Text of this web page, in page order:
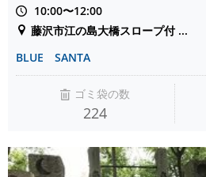
10:00〜12:00
藤沢市江の島大橋スロープ付 ...
BLUE SANTA
ゴミ袋の数
224